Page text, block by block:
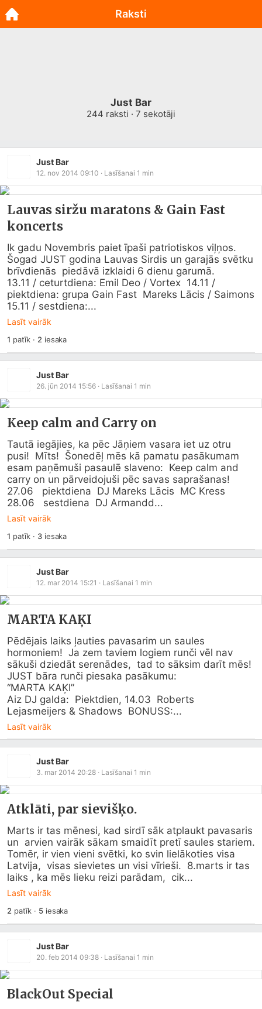
Just Bar
244 raksti · 7 sekotāji
Just Bar
12. nov 2014 09:10 · Lasīšanai 1 min
Lauvas siržu maratons & Gain Fast
koncerts
Ik gadu Novembris paiet īpaši patriotiskos viļņos.
Šogad JUST godina Lauvas Sirdis un garajās svētku
brīvdienās  piedāvā izklaidi 6 dienu garumā.
13.11 / ceturtdiena: Emil Deo / Vortex  14.11 /
piektdiena: grupa Gain Fast  Mareks Lācis / Saimons
15.11 / sestdiena:...
Lasīt vairāk
1 patīk · 2 iesaka
Just Bar
26. jūn 2014 15:56 · Lasīšanai 1 min
Keep calm and Carry on
Tautā iegājies, ka pēc Jāņiem vasara iet uz otru
pusi!  Mīts!  Šonedēļ mēs kā pamatu pasākumam
esam paņēmuši pasaulē slaveno:  Keep calm and
carry on un pārveidojuši pēc savas saprašanas!
27.06   piektdiena  DJ Mareks Lācis  MC Kress
28.06   sestdiena  DJ Armandd...
Lasīt vairāk
1 patīk · 3iesaka
Just Bar
12. mar 2014 15:21 · Lasīšanai 1 min
MARTA KAĶI
Pēdējais laiks ļauties pavasarim un saules
hormoniem!  Ja zem taviem logiem runči vēl nav
sākuši dziedāt serenādes,  tad to sāksim darīt mēs!
JUST bāra runči piesaka pasākumu:
“MARTA KAĶI”
Aiz DJ galda:  Piektdien, 14.03  Roberts
Lejasmeijers & Shadows  BONUSS:...
Lasīt vairāk
Just Bar
3. mar 2014 20:28 · Lasīšanai 1 min
Atklāti, par sievišķo.
Marts ir tas mēnesi, kad sirdī sāk atplaukt pavasaris
un  arvien vairāk sākam smaidīt pretī saules stariem.
Tomēr, ir vien vieni svētki, ko svin lielākoties visa
Latvija,  visas sievietes un visi vīrieši.  8.marts ir tas
laiks , ka mēs lieku reizi parādam,  cik...
Lasīt vairāk
2 patīk · 5iesaka
Just Bar
20. feb 2014 09:38 · Lasīšanai 1 min
BlackOut Special
Raksti